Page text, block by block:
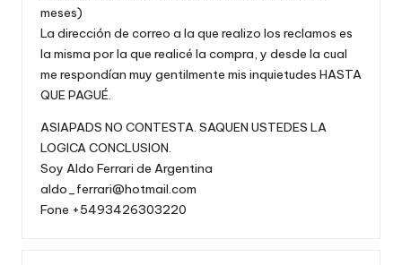
meses)
La dirección de correo a la que realizo los reclamos es
la misma por la que realicé la compra, y desde la cual
me respondían muy gentilmente mis inquietudes HASTA
QUE PAGUÉ.
ASIAPADS NO CONTESTA. SAQUEN USTEDES LA
LOGICA CONCLUSION.
Soy Aldo Ferrari de Argentina
aldo_ferrari@hotmail.com
Fone +5493426303220